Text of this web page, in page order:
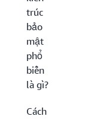
trúc
bảo
mật
phổ
biến
là gì?
Cách